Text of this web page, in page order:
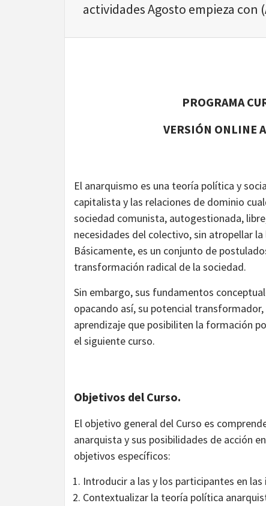
actividades Agosto empieza con
PROGRAMA
VERSIÓN ONLINE
El anarquismo es una teoría política y
capitalista y las relaciones de dominio
sociedad comunista, autogestionada,
necesidades del colectivo, sin atropellar
Básicamente, es un conjunto de
transformación radical de la sociedad.
Sin embargo, sus fundamentos
opacando así, su potencial
aprendizaje que posibiliten la formación
el siguiente curso.
Objetivos del Curso.
El objetivo general del Curso es
anarquista y sus posibilidades de acción
objetivos específicos:
Introducir a las y los participantes en
Contextualizar la teoría política